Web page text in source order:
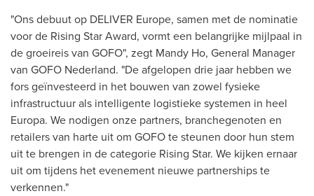
"Ons debuut op DELIVER Europe, samen met de nominatie
voor de Rising Star Award, vormt een belangrijke mijlpaal in
de groeireis van GOFO", zegt Mandy Ho, General Manager
van GOFO Nederland. "De afgelopen drie jaar hebben we
fors geïnvesteerd in het bouwen van zowel fysieke
infrastructuur als intelligente logistieke systemen in heel
Europa. We nodigen onze partners, branchegenoten en
retailers van harte uit om GOFO te steunen door hun stem
uit te brengen in de categorie Rising Star. We kijken ernaar
uit om tijdens het evenement nieuwe partnerships te
verkennen."